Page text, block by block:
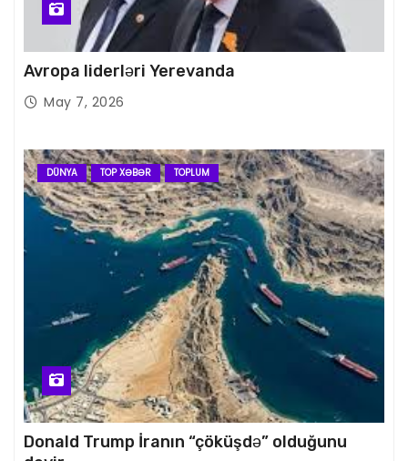
Avropa liderləri Yerevanda
May 7, 2026
DÜNYA TOP XƏBƏR TOPLUM
Donald Trump İranın “çöküşdə” olduğunu